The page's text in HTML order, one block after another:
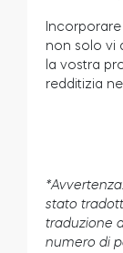
non solo vi
la vostra
redditizia
stato
traduzione
numero di